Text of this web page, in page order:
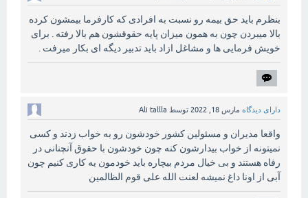
بنظرم باید حق بیمه رو نسبت به افرادی که کارفرما بیمشون کرده
بالا میبردن چون به همون میزان پایه حقوقشون هم بالا رفته . برای
خویش فرمایی ها و مشاغل ازاد باید تدبیر دیگه ای بکار میرفت .
دارای دیدگاه مارس 18, 2022 توسط Ali tallla
واقعا مدیران و مسئولین کشور خودشون رو به خواب زدند و کسی
نمیتونه از خواب بیدارشون کنه چون خودشون با حقوق آنچنانی در
رفاه هستند و بی خیال مردم بیچاره باید خودمون یه کاری کنیم چون
آبی از اونا داغ نمیشه لعنت الله علی قوم الظالمین